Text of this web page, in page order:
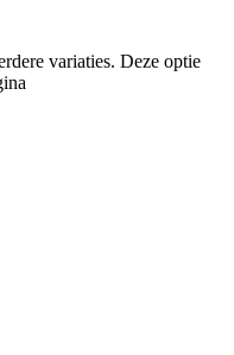
variaties. Deze optie